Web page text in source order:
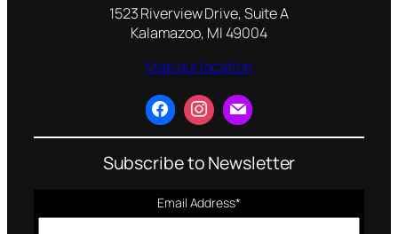
1523 Riverview Drive, Suite A
Kalamazoo, MI 49004
Map our location
Subscribe to Newsletter
Email Address*